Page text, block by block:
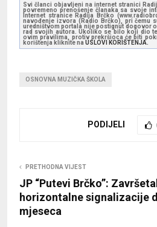
Svi članci objavljeni na internet stranici
povremeno prenošenje članaka sa svoje
Internet stranice Radija Brčko
navođenje izvora (Radio Brčko), pri čemu
uredništvom portala nije postignut dogovor
rad svojih autora. Ukoliko se bilo koji dio
ovim pravilima, protiv prekršioca će biti
korištenja kliknite na USLOVI KORIŠTENJA.
OSNOVNA MUZIČKA ŠKOLA
PODIJELI
PRETHODNA VIJEST
JP “Putevi Brčko”:
horizontalne signalizacije
mjeseca